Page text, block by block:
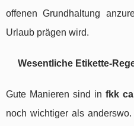
offenen Grundhaltung
Urlaub prägen wird.
Wesentliche Etikette-
Gute Manieren sind in fkk
noch wichtiger als